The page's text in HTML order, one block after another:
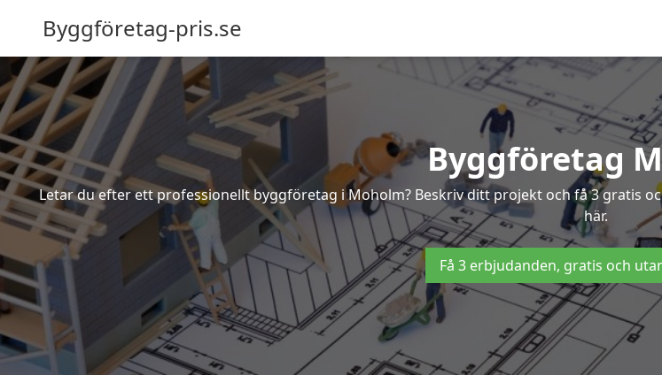
Byggföretag-pris.se
Byggföretag
Letar du efter ett professionellt byggföretag i Moholm? Beskriv ditt projekt och få 3 gratis
här.
Få 3 erbjudanden, gratis och